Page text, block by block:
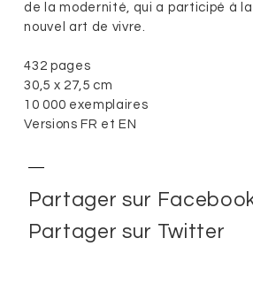
de la modernité, qui a participé à
nouvel art de vivre.
432 pages
30,5 x 27,5 cm
10 000 exemplaires
Versions FR et EN
Partager sur
Partager sur Twitter